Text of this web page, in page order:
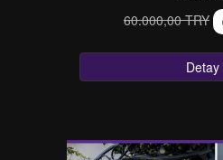
60.000,00 TRY
Detay